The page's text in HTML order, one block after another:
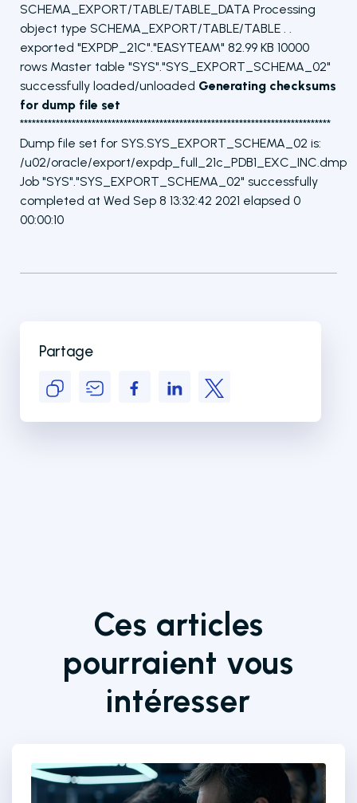
SCHEMA_EXPORT/TABLE/TABLE_DATA Processing
object type SCHEMA_EXPORT/TABLE/TABLE . .
exported "EXPDP_21C"."EASYTEAM" 82.99 KB 10000
rows Master table "SYS"."SYS_EXPORT_SCHEMA_02"
successfully loaded/unloaded Generating checksums
for dump file set
******************************************************************************
Dump file set for SYS.SYS_EXPORT_SCHEMA_02 is:
/u02/oracle/export/expdp_full_21c_PDB1_EXC_INC.dmp
Job "SYS"."SYS_EXPORT_SCHEMA_02" successfully
completed at Wed Sep 8 13:32:42 2021 elapsed 0
00:00:10
Partage
Ces articles
pourraient vous
intéresser